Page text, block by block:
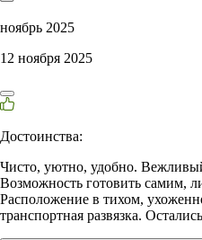
ноябрь 2025
12 ноября 2025
Достоинства:
Чисто, уютно, удобно.
Возможность готовить самим,
Расположение в тихом,
транспортная развязка.